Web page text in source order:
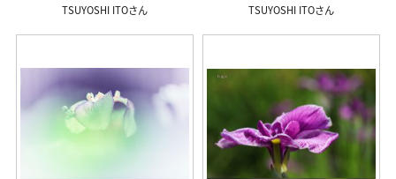
TSUYOSHI ITO TSUYOSHI ITO